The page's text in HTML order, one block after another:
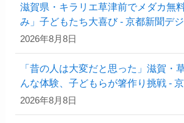
滋賀県・キラリエ草津前でメダカ無
み」子どもたち大喜び - 京都新聞デ
2026年8月8日
「昔の人は大変だと思った」滋賀・
んな体験、子どもらが箸作り挑戦 -
2026年8月8日